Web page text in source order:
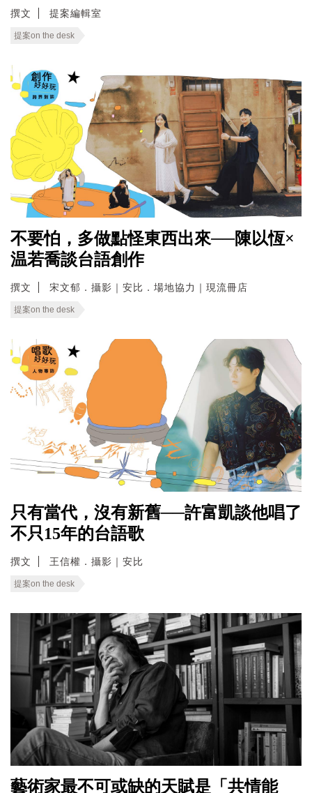
撰文 提案編輯室
提案on the desk
不要怕，多做點怪東西出來──陳以恆×
温若喬談台語創作
撰文 宋文郁．攝影｜安比．場地協力｜現流冊店
提案on the desk
只有當代，沒有新舊──許富凱談他唱了
不只15年的台語歌
撰文 王信權．攝影｜安比
提案on the desk
藝術家最不可或缺的天賦是「共情能